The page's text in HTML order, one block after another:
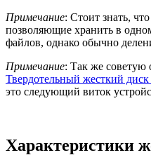
Примечание: Стоит знать,
позволяющие хранить в
файлов, однако обычно
Примечание: Так же советую
Твердотельный жесткий
это следующий виток
Характеристики